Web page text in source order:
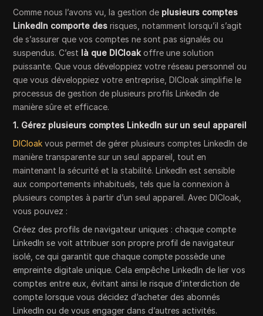
Comme nous l’avons vu, la gestion de plusieurs comptes
LinkedIn comporte des risques, notamment lorsqu’il s’agit
de s’assurer que vos comptes ne sont pas signalés ou
suspendus. C’est là que DICloak offre une solution
puissante. Que vous développiez votre réseau personnel ou
que vous développiez votre entreprise, DICloak simplifie le
processus de gestion de plusieurs profils LinkedIn de
manière sûre et efficace.
1. Gérez plusieurs comptes LinkedIn sur un seul appareil
DICloakvous permet de gérer plusieurs comptes LinkedIn de
manière transparente sur un seul appareil, tout en
maintenant la sécurité et la stabilité. LinkedIn est sensible
aux comportements inhabituels, tels que la connexion à
plusieurs comptes à partir d’un seul appareil. Avec DICloak,
vous pouvez :
Créez des profils de navigateur uniques : chaque compte
LinkedIn se voit attribuer son propre profil de navigateur
isolé, ce qui garantit que chaque compte possède une
empreinte digitale unique. Cela empêche LinkedIn de lier vos
comptes entre eux, évitant ainsi le risque d’interdiction de
compte lorsque vous décidez d’acheter des abonnés
LinkedIn ou de vous engager dans d’autres activités.